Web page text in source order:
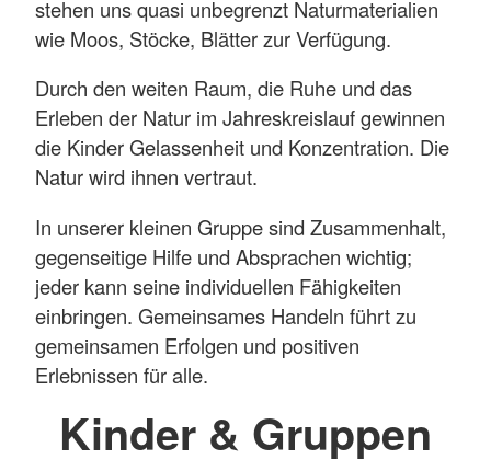
stehen uns quasi unbegrenzt Naturmaterialien
wie Moos, Stöcke, Blätter zur Verfügung.
Durch den weiten Raum, die Ruhe und das
Erleben der Natur im Jahreskreislauf gewinnen
die Kinder Gelassenheit und Konzentration. Die
Natur wird ihnen vertraut.
In unserer kleinen Gruppe sind Zusammenhalt,
gegenseitige Hilfe und Absprachen wichtig;
jeder kann seine individuellen Fähigkeiten
einbringen. Gemeinsames Handeln führt zu
gemeinsamen Erfolgen und positiven
Erlebnissen für alle.
Kinder & Gruppen